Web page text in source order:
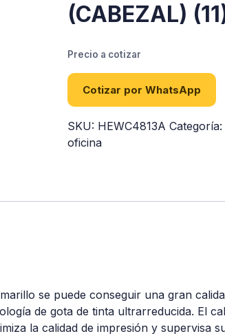
(CABEZAL)
Precio a cotizar
Cotizar por WhatsApp
SKU: HEWC4813A
oficina
se puede conseguir una gran
de gota de tinta ultrarreducida. El
la calidad de impresión y supervisa